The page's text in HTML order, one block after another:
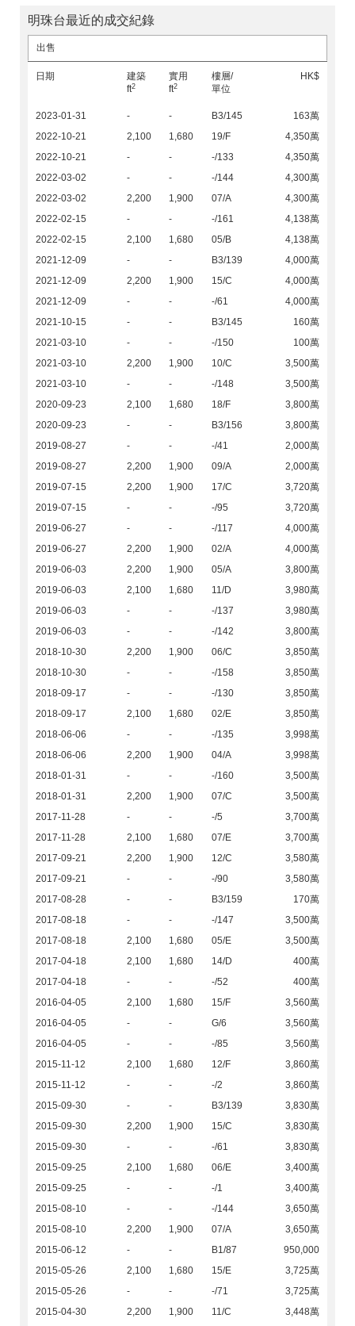
明珠台最近的成交紀錄
出售
日期
建築
ft2
實用
ft2
樓層/
單位
HK$
2023-01-31 - - B3/145
163萬
2022-10-21
2,100 1,680 19/F
4,350萬
2022-10-21
- - -/133
4,350萬
2022-03-02
- - -/144
4,300萬
2022-03-02
2,200 1,900 07/A
4,300萬
2022-02-15
- - -/161
4,138萬
2022-02-15
2,100 1,680 05/B
4,138萬
2021-12-09
- - B3/139
4,000萬
2021-12-09
2,200 1,900 15/C
4,000萬
2021-12-09
- - -/61
4,000萬
2021-10-15
- - B3/145
160萬
2021-03-10
- - -/150
100萬
2021-03-10
2,200 1,900 10/C
3,500萬
2021-03-10
- - -/148
3,500萬
2020-09-23
2,100 1,680 18/F
3,800萬
2020-09-23
- - B3/156
3,800萬
2019-08-27
- - -/41
2,000萬
2019-08-27
2,200 1,900 09/A
2,000萬
2019-07-15
2,200 1,900 17/C
3,720萬
2019-07-15
- - -/95
3,720萬
2019-06-27
- - -/117
4,000萬
2019-06-27
2,200 1,900 02/A
4,000萬
2019-06-03
2,200 1,900 05/A
3,800萬
2019-06-03
2,100 1,680 11/D
3,980萬
2019-06-03
- - -/137
3,980萬
2019-06-03
- - -/142
3,800萬
2018-10-30
2,200 1,900 06/C
3,850萬
2018-10-30
- - -/158
3,850萬
2018-09-17
- - -/130
3,850萬
2018-09-17
2,100 1,680 02/E
3,850萬
2018-06-06
- - -/135
3,998萬
2018-06-06
2,200 1,900 04/A
3,998萬
2018-01-31
- - -/160
3,500萬
2018-01-31
2,200 1,900 07/C
3,500萬
2017-11-28
- - -/5
3,700萬
2017-11-28
2,100 1,680 07/E
3,700萬
2017-09-21
2,200 1,900 12/C
3,580萬
2017-09-21
- - -/90
3,580萬
2017-08-28
- - B3/159
170萬
2017-08-18
- - -/147
3,500萬
2017-08-18
2,100 1,680 05/E
3,500萬
2017-04-18
2,100 1,680 14/D
400萬
2017-04-18
- - -/52
400萬
2016-04-05
2,100 1,680 15/F
3,560萬
2016-04-05
- - G/6
3,560萬
2016-04-05
- - -/85
3,560萬
2015-11-12
2,100 1,680 12/F
3,860萬
2015-11-12
- - -/2
3,860萬
2015-09-30
- - B3/139
3,830萬
2015-09-30
2,200 1,900 15/C
3,830萬
2015-09-30
- - -/61
3,830萬
2015-09-25
2,100 1,680 06/E
3,400萬
2015-09-25
- - -/1
3,400萬
2015-08-10
- - -/144
3,650萬
2015-08-10
2,200 1,900 07/A
3,650萬
2015-06-12
- - B1/87
950,000
2015-05-26
2,100 1,680 15/E
3,725萬
2015-05-26
- - -/71
3,725萬
2015-04-30
2,200 1,900 11/C
3,448萬